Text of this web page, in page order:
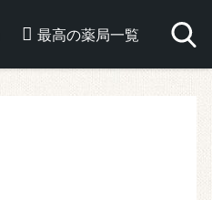
最高の薬局一覧